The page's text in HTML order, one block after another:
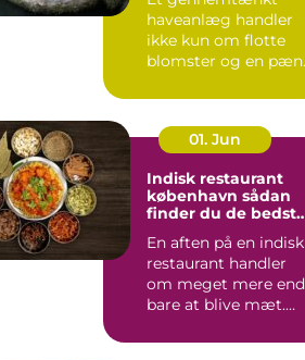
haveanlæg handler
ikke kun om flotte
blomster og en pæn
01. Jun
Indisk restaurant
københavn sådan
finder du de bedste
En aften på en indisk
restaurant handler
om meget mere end
bare at blive mæt.
...